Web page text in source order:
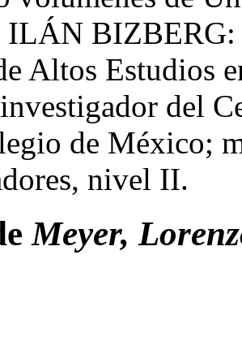
BIZBERG:
Altos Estudios
del
de México;
nivel II.
Meyer,